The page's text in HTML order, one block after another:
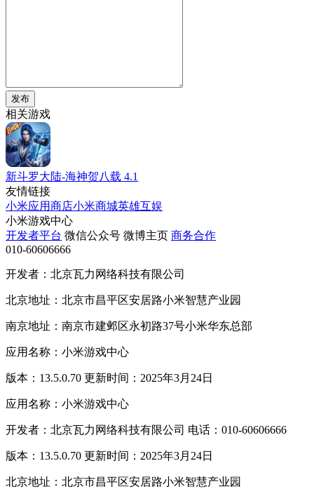
发布
相关游戏
新斗罗大陆-海神贺八载 4.1
友情链接
小米应用商店小米商城英雄互娱
小米游戏中心
开发者平台 微信公众号 微博主页 商务合作
010-60606666
开发者：北京瓦力网络科技有限公司
北京地址：北京市昌平区安居路小米智慧产业园
南京地址：南京市建邺区永初路37号小米华东总部
应用名称：小米游戏中心
版本：13.5.0.70 更新时间：2025年3月24日
应用名称：小米游戏中心
开发者：北京瓦力网络科技有限公司 电话：010-60606666
版本：13.5.0.70 更新时间：2025年3月24日
北京地址：北京市昌平区安居路小米智慧产业园